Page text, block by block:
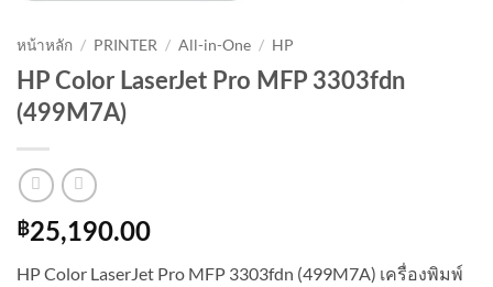
หน้าหลัก / PRINTER / All-in-One / HP
HP Color LaserJet Pro MFP 3303fdn
(499M7A)
฿25,190.00
HP Color LaserJet Pro MFP 3303fdn (499M7A) เครื่องพิมพ์